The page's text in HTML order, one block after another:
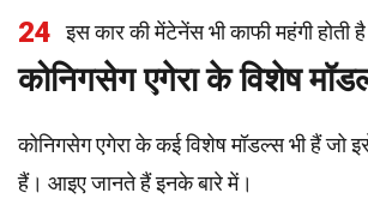
24 इस कार की मेंटेनेंस भी काफी महंगी होती
कोनिगसेग एगेरा के विशेष
कोनिगसेग एगेरा के कई विशेष मॉडल्स भी हैं जो
हैं। आइए जानते हैं इनके बारे में।